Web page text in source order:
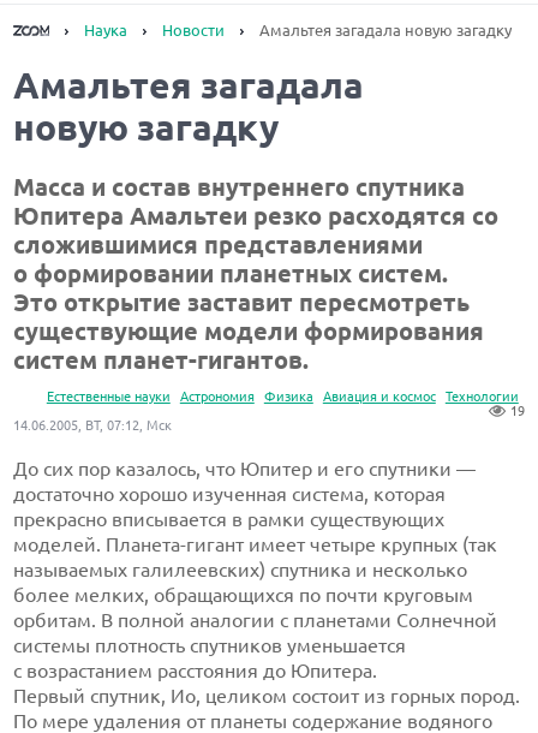
Наука Новости Амальтея загадала новую загадку
Амальтея загадала
новую загадку
Масса и состав внутреннего спутника
Юпитера Амальтеи резко расходятся со
сложившимися представлениями
о формировании планетных систем.
Это открытие заставит пересмотреть
существующие модели формирования
систем планет-гигантов.
Естественные науки Астрономия Физика Авиация и космос
Технологии
19
14.06.2005, ВТ, 07:12, Мск
До сих пор казалось, что Юпитер и его спутники —
достаточно хорошо изученная система, которая
прекрасно вписывается в рамки существующих
моделей. Планета-гигантимеет четыре крупных (так
называемых галилеевских) спутника и несколько
более мелких, обращающихся по почти круговым
орбитам. В полной аналогии с планетами Солнечной
системы плотность спутников уменьшается
с возрастанием расстояния до Юпитера.
Первый спутник, Ио, целиком состоит из горных пород.
По мере удаления от планеты содержание водяного